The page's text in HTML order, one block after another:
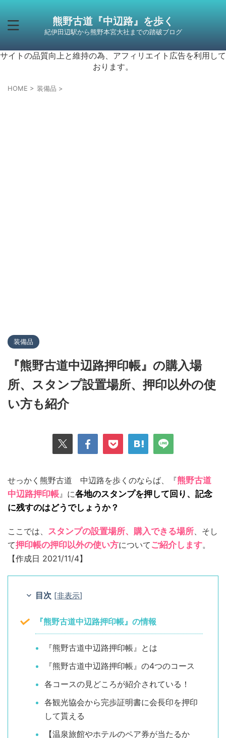
熊野古道『中辺路』を歩く
紀伊田辺駅から熊野本宮大社までの踏破ブログ
サイトの品質向上と維持の為、アフィリエイト広告を利用して
おります。
HOME > 装備品 >
装備品
『熊野古道中辺路押印帳』の購入場
所、スタンプ設置場所、押印以外の使
い方も紹介
せっかく熊野古道 中辺路を歩くのならば、『熊野古道
中辺路押印帳』に各地のスタンプを押して回り、記念
に残すのはどうでしょうか？
ここでは、 スタンプの設置場所、購入できる場所、そし
て押印帳の押印以外の使い方について ご紹介します。
【作成日 2021/11/4】
目次 [非表示]
『熊野古道中辺路押印帳』の情報
『熊野古道中辺路押印帳』とは
『熊野古道中辺路押印帳』の4つのコース
各コースの見どころが紹介されている！
各観光協会から完歩証明書に会長印を押印
して貰える
【温泉旅館やホテルのペア券が当たるか